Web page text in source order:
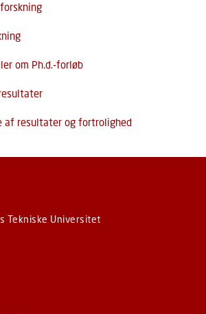
om Ph.d.-forløb
af resultater og fortrolighed
Tekniske Universitet